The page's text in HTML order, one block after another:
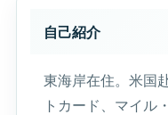
自己紹介
東海岸在住。米国
トカード、マイル